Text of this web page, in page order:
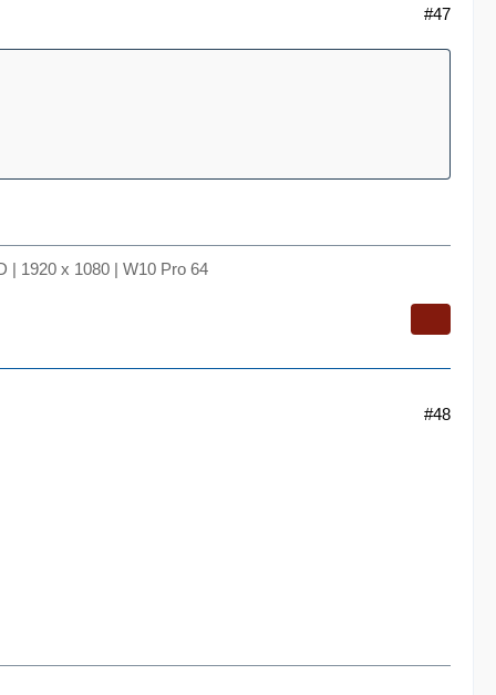
#47
| 1920 x 1080 | W10 Pro 64
#48